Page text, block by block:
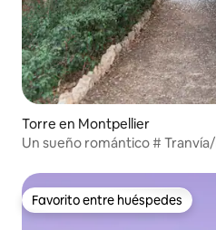
Torre en Montpellier
Un sueño romántico #
Favorito entre huéspedes
Favorito entre huéspedes